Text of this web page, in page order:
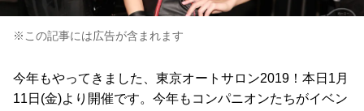
※この記事には広告が含まれます
今年もやってきました、東京オートサロン2019！本日1月
11日(金)より開催です。今年もコンパニオンたちがイベン